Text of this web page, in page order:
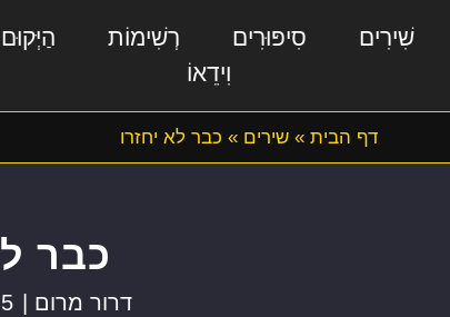
שִׁירִים סִיפּוּרִים רְשִׁימוֹת הַיְּקוּם
וִידֵאוֹ
דף הבית » שירים » כבר לא יחזרו
כבר
דרור מרום | 5 בנובמבר, 2024